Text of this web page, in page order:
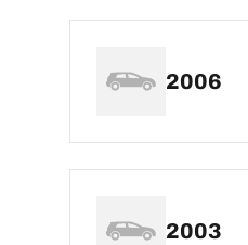
2006
2003